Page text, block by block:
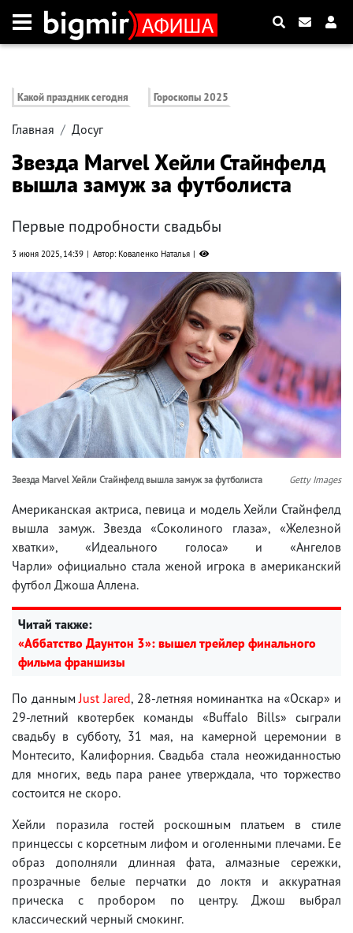
Какой праздник сегодня Гороскопы 2025
Главная Досуг
Звезда Marvel Хейли Стайнфелд
вышла замуж за футболиста
Первые подробности свадьбы
3 июня 2025, 14:39 Автор: Коваленко Наталья
Звезда Marvel Хейли Стайнфелд вышла замуж за футболиста Getty Images
Американская актриса, певица и модель Хейли Стайнфелд
вышла замуж. Звезда «Соколиного глаза», «Железной
хватки», «Идеального голоса» и «Ангелов
Чарли» официально стала женой игрока в американский
футбол Джоша Аллена.
Читай также:
«Аббатство Даунтон 3»: вышел трейлер финального
фильма франшизы
По даннымJust Jared, 28-летняя номинантка на «Оскар» и
29-летний квотербек команды «Buffalo Bills» сыграли
свадьбу в субботу, 31 мая, на камерной церемонии в
Монтесито, Калифорния. Свадьба стала неожиданностью
для многих, ведь пара ранее утверждала, что торжество
состоится не скоро.
Хейли поразила гостей роскошным платьем в стиле
принцессы с корсетным лифом и оголенными плечами. Ее
образ дополняли длинная фата, алмазные сережки,
прозрачные белые перчатки до локтя и аккуратная
прическа с пробором по центру. Джош выбрал
классический черный смокинг.